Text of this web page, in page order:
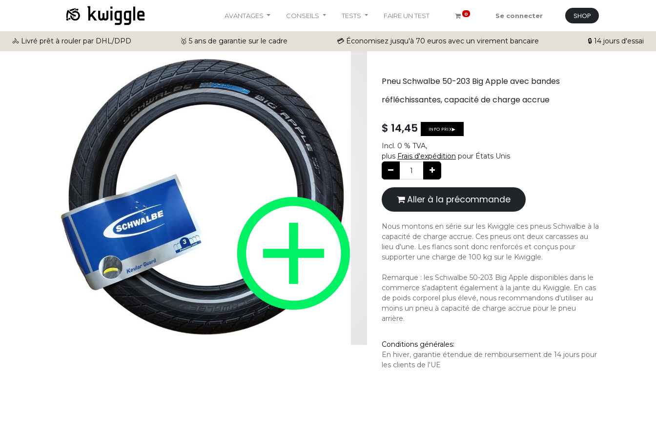
AVANTAGES CONSEILS TESTS FAIRE UN TEST 0 Se connecter SHOP
🚴 Livré prêt à rouler par DHL/DPD 🥇 5 ans de garantie sur le cadre 💳 Économisez jusqu'à 70 euros avec un virement bancaire 🔒 14 jours d'essai
Pneu Schwalbe 50-203 Big Apple avec bandes
réfléchissantes, capacité de charge accrue
$ 14,45 INFO PRIX▶
Incl. 0 % TVA,
plus Frais d'expédition pour États Unis
Aller à la précommande
Nous montons en série sur les Kwiggle ces pneus Schwalbe à la
capacité de charge accrue. Ces pneus ont deux carcasses au
lieu d'une. Les flancs sont donc renforcés et conçus pour
supporter une charge de 100 kg sur le Kwiggle.
Remarque : les Schwalbe 50-203 Big Apple disponibles dans le
commerce s'adaptent également à la jante du Kwiggle. En cas
de poids corporel plus élevé, nous recommandons d'utiliser au
moins un pneu à capacité de charge accrue pour le pneu
arrière.
Conditions générales:
En hiver, garantie étendue de remboursement de 14 jours pour
les clients de l'UE